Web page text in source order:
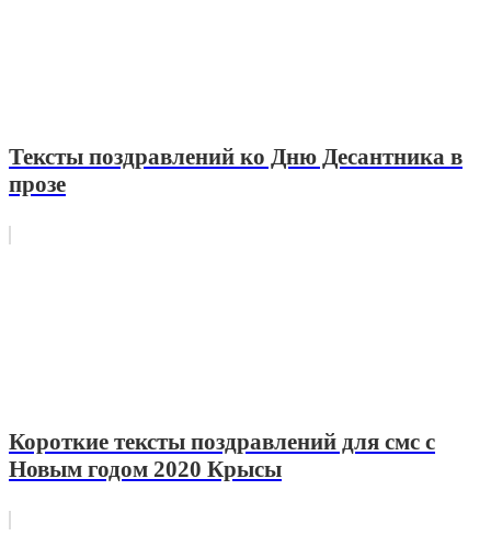
Тексты поздравлений ко Дню Десантника в
прозе
Короткие тексты поздравлений для смс с
Новым годом 2020 Крысы